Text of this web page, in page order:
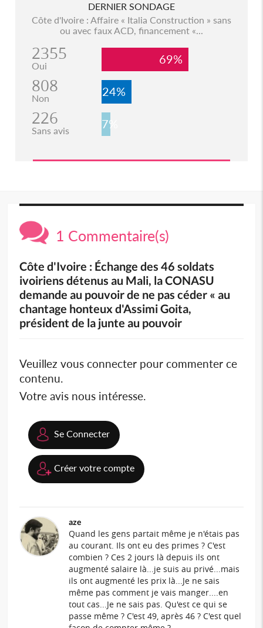
DERNIER SONDAGE
Côte d'Ivoire : Affaire « Italia Construction » sans
ou avec faux ACD, financement «...
2355
Oui 69%
808
Non 24%
226
Sans avis 7%
1 Commentaire(s)
Côte d'Ivoire : Échange des 46 soldats
ivoiriens détenus au Mali, la CONASU
demande au pouvoir de ne pas céder « au
chantage honteux d'Assimi Goita,
président de la junte au pouvoir
Veuillez vous connecter pour commenter ce
contenu.
Votre avis nous intéresse.
Se Connecter
Créer votre compte
aze
Quand les gens partait même je n'étais pas
au courant. Ils ont eu des primes ? C'est
combien ? Ces 2 jours là depuis ils ont
augmenté salaire là...je suis au privé...mais
ils ont augmenté les prix là...Je ne sais
même pas comment je vais manger....en
tout cas...Je ne sais pas. Qu'est ce qui se
passe même ? C'est 49, après 46 ? C'est quel